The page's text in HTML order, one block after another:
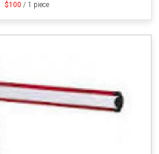
$100 / 1 piece